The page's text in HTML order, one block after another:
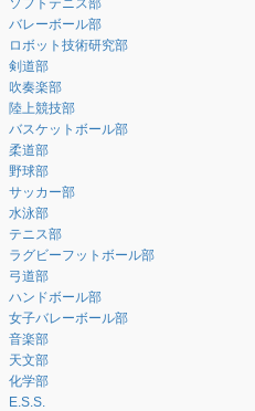
バレーボール部
ロボット技術研究部
剣道部
吹奏楽部
陸上競技部
バスケットボール部
柔道部
野球部
サッカー部
水泳部
テニス部
ラグビーフットボール部
弓道部
ハンドボール部
女子バレーボール部
音楽部
天文部
化学部
E.S.S.